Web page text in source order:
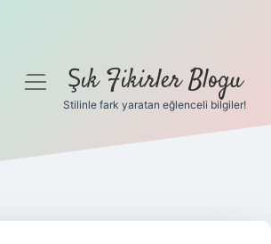
menüyüŞık Fikirler Blogu
Stilinle fark yaratan eğlenceli bilgiler!